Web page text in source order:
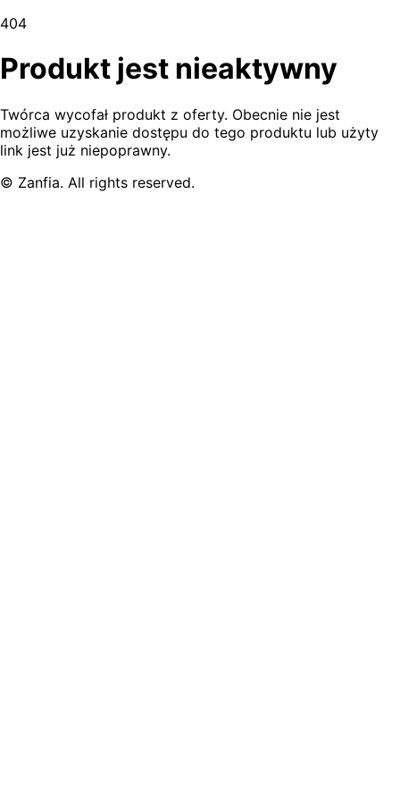
404
Produkt jest nieaktywny
Twórca wycofał produkt z oferty. Obecnie nie jest
możliwe uzyskanie dostępu do tego produktu lub użyty
link jest już niepoprawny.
© Zanfia. All rights reserved.